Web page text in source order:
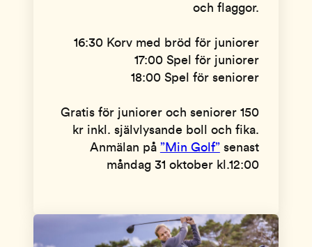
och flaggor.
16:30 Korv med bröd för juniorer
17:00 Spel för juniorer
18:00 Spel för seniorer
Gratis för juniorer och seniorer 150
kr inkl. självlysande boll och fika.
Anmälan på ”Min Golf”senast
måndag 31 oktober kl.12:00